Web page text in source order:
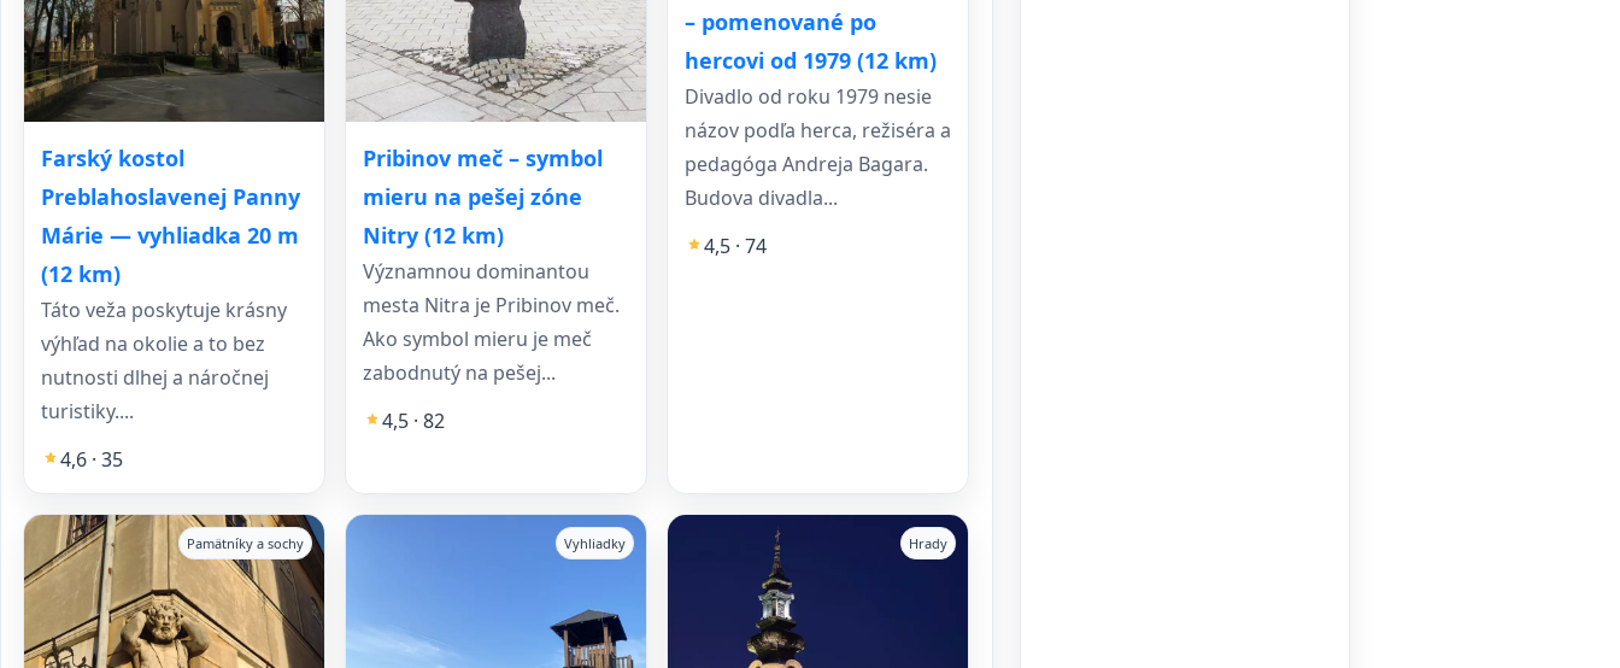
Farský kostol
Preblahoslavenej Panny
Márie — vyhliadka 20 m
(12 km)
Táto veža poskytuje krásny
výhľad na okolie a to bez
nutnosti dlhej a náročnej
turistiky....
4,6 · 35
Pribinov meč – symbol
mieru na pešej zóne
Nitry (12 km)
Významnou dominantou
mesta Nitra je Pribinov meč.
Ako symbol mieru je meč
zabodnutý na pešej...
4,5 · 82
– pomenované po
hercovi od 1979 (12 km)
Divadlo od roku 1979 nesie
názov podľa herca, režiséra a
pedagóga Andreja Bagara.
Budova divadla...
4,5 · 74
Pamätníky a sochy Vyhliadky Hrady